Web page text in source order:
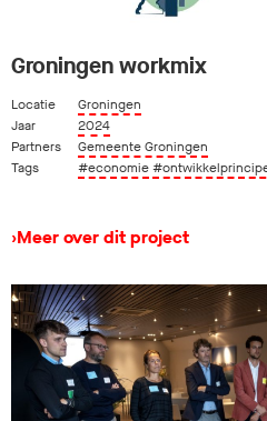
Groningen workmix
Locatie
Groningen
Jaar
2024
Partners
Gemeente Groningen
Tags
#economie
›Meer over dit project